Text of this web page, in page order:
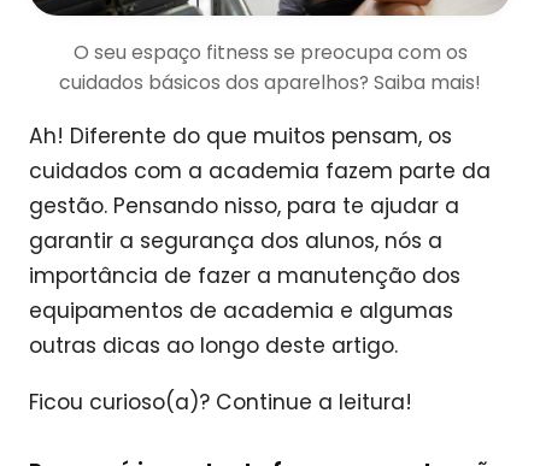
O seu espaço fitness se preocupa com os
cuidados básicos dos aparelhos? Saiba mais!
Ah! Diferente do que muitos pensam, os
cuidados com a academia fazem parte da
gestão. Pensando nisso, para te ajudar a
garantir a segurança dos alunos, nós a
importância de fazer a manutenção dos
equipamentos de academia e algumas
outras dicas ao longo deste artigo.
Ficou curioso(a)? Continue a leitura!